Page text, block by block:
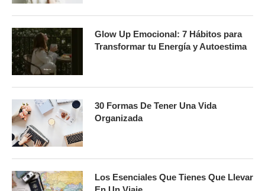
Glow Up Emocional: 7 Hábitos para
Transformar tu Energía y Autoestima
30 Formas De Tener Una Vida
Organizada
Los Esenciales Que Tienes Que Llevar